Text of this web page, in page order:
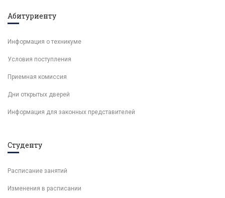
Абитуриенту
Информация о техникуме
Условия поступления
Приемная комиссия
Дни открытых дверей
Информация для законных представителей
Студенту
Расписание занятий
Изменения в расписании